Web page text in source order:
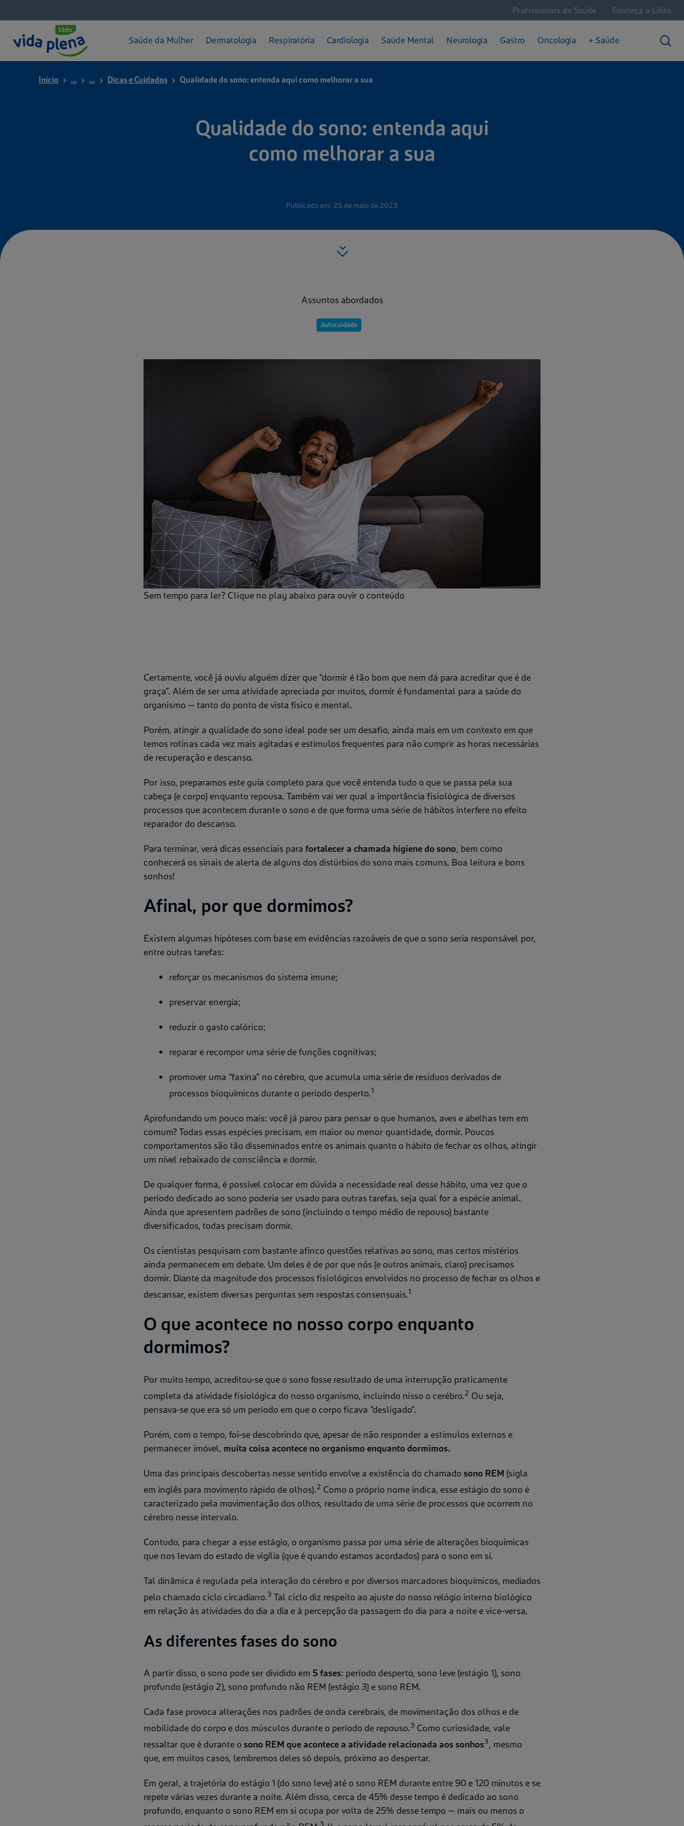
Profissionais da Saúde Conheça a Libbs
Saúde da Mulher
TPM
Dermatologia
Melasma
Respiratória
Sinusite
Cardiologia
Como se CuidarSaúde Mental
Dicas e CuidadosNeurologia
Epilepsia
Gastro
Saúde Intestinal
Prisão de Ventre
Oncologia
Câncer Hematológico
Convivendo com o Câncer
+ Saúde
Início ... ... Dicas e Cuidados Qualidade do sono: entenda aqui como melhorar a sua
Qualidade do sono: entenda aqui
como melhorar a sua
Publicado em: 25 de maio de 2023
Assuntos abordados
Autocuidado
Sem tempo para ler? Clique no play abaixo para ouvir o conteúdo
Certamente, você já ouviu alguém dizer que “dormir é tão bom que nem dá para acreditar que é de
graça”. Além de ser uma atividade apreciada por muitos, dormir é fundamental para a saúde do
organismo — tanto do ponto de vista físico e mental.
Porém, atingir a qualidade do sono ideal pode ser um desafio, ainda mais em um contexto em que
temos rotinas cada vez mais agitadas e estímulos frequentes para não cumprir as horas necessárias
de recuperação e descanso.
Por isso, preparamos este guia completo para que você entenda tudo o que se passa pela sua
cabeça (e corpo) enquanto repousa. Também vai ver qual a importância fisiológica de diversos
processos que acontecem durante o sono e de que forma uma série de hábitos interfere no efeito
reparador do descanso.
Para terminar, verá dicas essenciais para fortalecer a chamada higiene do sono, bem como
conhecerá os sinais de alerta de alguns dos distúrbios do sono mais comuns. Boa leitura e bons
sonhos!
Afinal, por que dormimos?
Existem algumas hipóteses com base em evidências razoáveis de que o sono seria responsável por,
entre outras tarefas:
reforçar os mecanismos do sistema imune;
preservar energia;
reduzir o gasto calórico;
reparar e recompor uma série de funções cognitivas;
promover uma “faxina” no cérebro, que acumula uma série de resíduos derivados de
processos bioquímicos durante o período desperto.1
Aprofundando um pouco mais: você já parou para pensar o que humanos, aves e abelhas tem em
comum? Todas essas espécies precisam, em maior ou menor quantidade, dormir. Poucos
comportamentos são tão disseminados entre os animais quanto o hábito de fechar os olhos, atingir
um nível rebaixado de consciência e dormir.
De qualquer forma, é possível colocar em dúvida a necessidade real desse hábito, uma vez que o
período dedicado ao sono poderia ser usado para outras tarefas, seja qual for a espécie animal.
Ainda que apresentem padrões de sono (incluindo o tempo médio de repouso) bastante
diversificados, todas precisam dormir.
Os cientistas pesquisam com bastante afinco questões relativas ao sono, mas certos mistérios
ainda permanecem em debate. Um deles é de por que nós (e outros animais, claro) precisamos
dormir. Diante da magnitude dos processos fisiológicos envolvidos no processo de fechar os olhos e
descansar, existem diversas perguntas sem respostas consensuais.1
O que acontece no nosso corpo enquanto
dormimos?
Por muito tempo, acreditou-se que o sono fosse resultado de uma interrupção praticamente
completa da atividade fisiológica do nosso organismo, incluindo nisso o cerébro.2 Ou seja,
pensava-se que era só um período em que o corpo ficava “desligado”.
Porém, com o tempo, foi-se descobrindo que, apesar de não responder a estímulos externos e
permanecer imóvel, muita coisa acontece no organismo enquanto dormimos.
Uma das principais descobertas nesse sentido envolve a existência do chamado sono REM (sigla
em inglês para movimento rápido de olhos).2 Como o próprio nome indica, esse estágio do sono é
caracterizado pela movimentação dos olhos, resultado de uma série de processos que ocorrem no
cérebro nesse intervalo.
Contudo, para chegar a esse estágio, o organismo passa por uma série de alterações bioquímicas
que nos levam do estado de vigília (que é quando estamos acordados) para o sono em si.
Tal dinâmica é regulada pela interação do cérebro e por diversos marcadores bioquímicos, mediados
pelo chamado ciclo circadiano.3 Tal ciclo diz respeito ao ajuste do nosso relógio interno biológico
em relação às atividades do dia a dia e à percepção da passagem do dia para a noite e vice-versa.
As diferentes fases do sono
A partir disso, o sono pode ser dividido em 5 fases: período desperto, sono leve (estágio 1), sono
profundo (estágio 2), sono profundo não REM (estágio 3) e sono REM.
Cada fase provoca alterações nos padrões de onda cerebrais, de movimentação dos olhos e de
mobilidade do corpo e dos músculos durante o período de repouso.3 Como curiosidade, vale
ressaltar que é durante o sono REM que acontece a atividade relacionada aos sonhos3, mesmo
que, em muitos casos, lembremos deles só depois, próximo ao despertar.
Em geral, a trajetória do estágio 1 (do sono leve) até o sono REM durante entre 90 e 120 minutos e se
repete várias vezes durante a noite. Além disso, cerca de 45% desse tempo é dedicado ao sono
profundo, enquanto o sono REM em si ocupa por volta de 25% desse tempo — mais ou menos o
3